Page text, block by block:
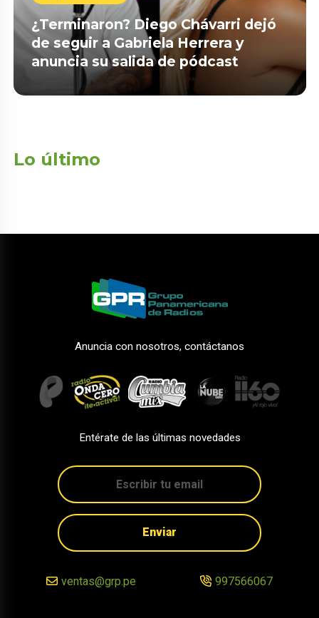
¿Terminaron? Diego Chávarri dejó
de seguir a Gabriela Herrera y
anuncia su salida de pódcast
Lo último
Anuncia con nosotros, contáctanos
Entérate de las últimas novedades
Enviar
ventas@grp.pe 997566067